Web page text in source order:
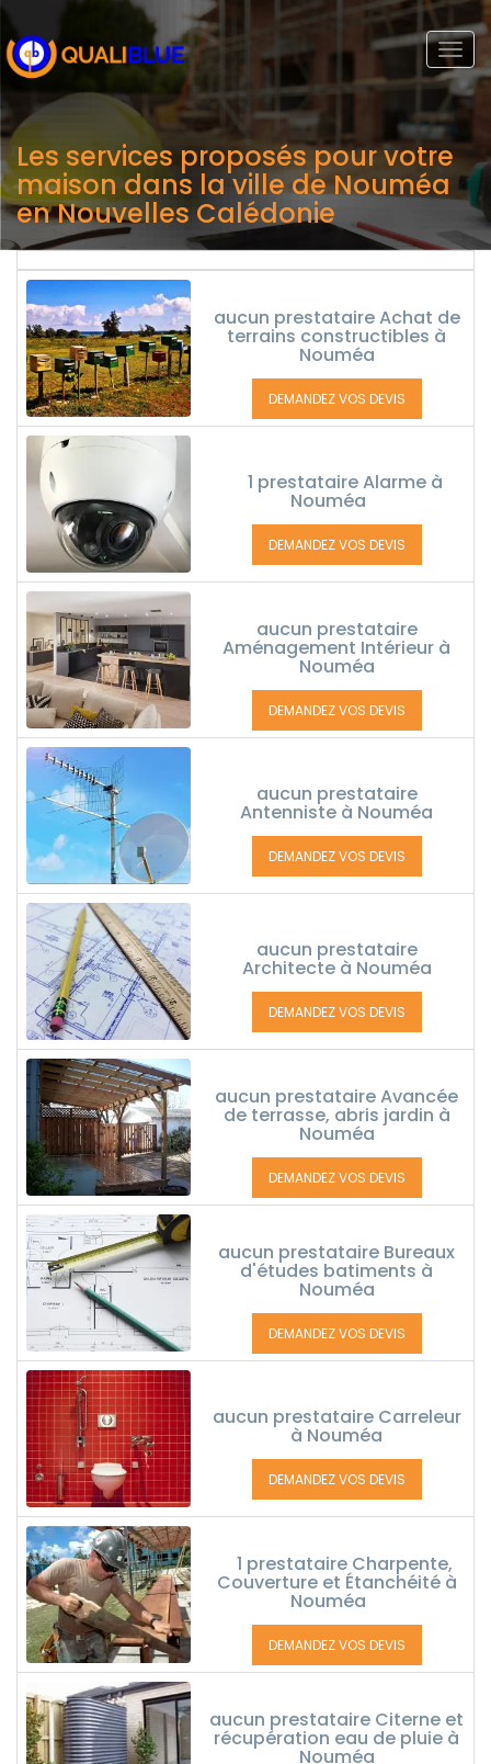
Les services proposés pour votre
maison dans la ville de Nouméa
en Nouvelles Calédonie
aucun prestataire Achat de
terrains constructibles à
Nouméa
DEMANDEZ VOS DEVIS
1 prestataire Alarme à
Nouméa
DEMANDEZ VOS DEVIS
aucun prestataire
Aménagement Intérieur à
Nouméa
DEMANDEZ VOS DEVIS
aucun prestataire
Antenniste à Nouméa
DEMANDEZ VOS DEVIS
aucun prestataire
Architecte à Nouméa
DEMANDEZ VOS DEVIS
aucun prestataire Avancée
de terrasse, abris jardin à
Nouméa
DEMANDEZ VOS DEVIS
aucun prestataire Bureaux
d'études batiments à
Nouméa
DEMANDEZ VOS DEVIS
aucun prestataire Carreleur
à Nouméa
DEMANDEZ VOS DEVIS
1 prestataire Charpente,
Couverture et Étanchéité à
Nouméa
DEMANDEZ VOS DEVIS
aucun prestataire Citerne et
récupération eau de pluie à
Nouméa